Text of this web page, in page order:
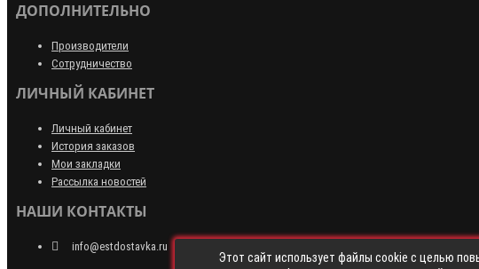
ДОПОЛНИТЕЛЬНО
Производители
Сотрудничество
ЛИЧНЫЙ КАБИНЕТ
Личный кабинет
История заказов
Мои закладки
Рассылка новостей
НАШИ КОНТАКТЫ
info@estdostavka.ru
Этот сайт использует файлы cookie с целью